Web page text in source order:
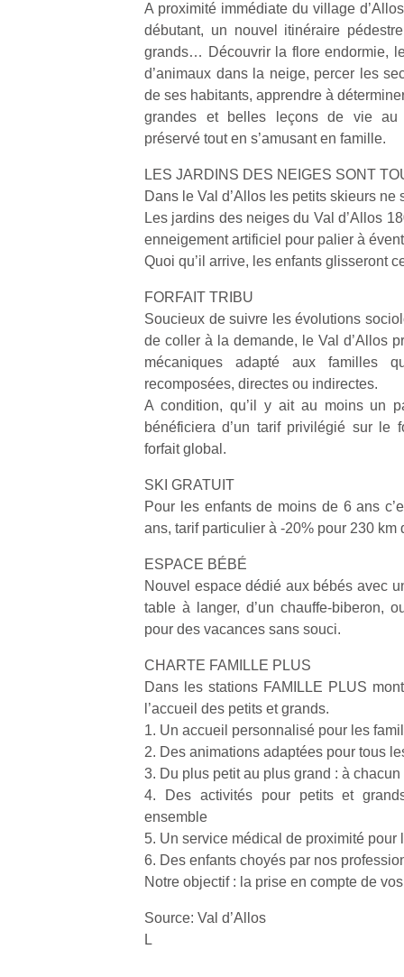
A proximité immédiate du village
débutant, un nouvel itinéraire
grands… Découvrir la flore endormie,
d’animaux dans la neige, percer les
de ses habitants, apprendre à
grandes et belles leçons de vie au
préservé tout en s’amusant en famille.
LES JARDINS DES NEIGES SONT
Dans le Val d’Allos les petits skieurs ne
Les jardins des neiges du Val d’Allos
enneigement artificiel pour palier à
Quoi qu’il arrive, les enfants glisseront
FORFAIT TRIBU
Soucieux de suivre les évolutions
de coller à la demande, le Val d’Allos
mécaniques adapté aux familles
recomposées, directes ou indirectes.
A condition, qu’il y ait au moins un
bénéficiera d’un tarif privilégié sur le
forfait global.
SKI GRATUIT
Pour les enfants de moins de 6 ans
ans, tarif particulier à -20% pour 230 km
ESPACE BÉBÉ
Nouvel espace dédié aux bébés avec
table à langer, d’un chauffe-biberon,
pour des vacances sans souci.
CHARTE FAMILLE PLUS
Dans les stations FAMILLE PLUS
l’accueil des petits et grands.
1. Un accueil personnalisé pour les
2. Des animations adaptées pour tous
3. Du plus petit au plus grand : à chacun
4. Des activités pour petits et
ensemble
5. Un service médical de proximité pour
6. Des enfants choyés par nos
Notre objectif : la prise en compte de
Source: Val d’Allos
L
à
nouvelle
trottinette
mécanique
Beeper
enfants
débordent
d’énergie.
Varier les
occupations
n’est pas
toujours
simple.
Conjuguer
divertissement,
physique
ou
apprentissage…
pour les
grands et
Durant les
estivales
et avec le
beaux
jours, c’est
l’occasion
rêvée
pour les
enfants